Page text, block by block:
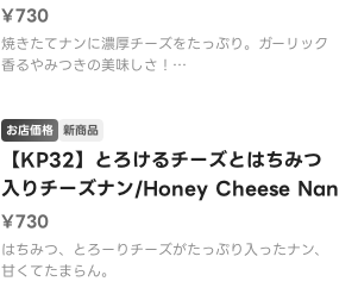
¥730
焼きたてナンに濃厚チーズをたっぷり。ガーリック
香るやみつきの美味しさ！
とろける濃厚チーズとガーリックの香りがたまらな
い人気ナン！
【KP32】とろけるチーズとはちみつ
入りチーズナン/Honey Cheese Nan
お店価格 新商品
¥730
はちみつ、とろーりチーズがたっぷり入ったナン、
甘くてたまらん。